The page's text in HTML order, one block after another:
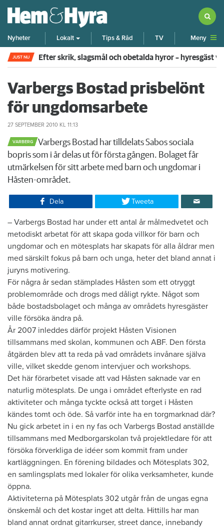
Nyheter Lokalt Tips & Råd TV Meny
JUST NU Efter skrik, slagsmål och obetalda hyror – hyresgäst
Varbergs Bostad prisbelönt
för ungdomsarbete
27 SEPTEMBER 2010 KL 11:13
VARBERG
​​Varbergs Bostad har tilldelats Sabos sociala
bopris som i år delas ut för första gången. Bolaget får
utmärkelsen för sitt arbete med barn och ungdomar i
Håsten-området.
Dela Tweeta
– Varbergs Bostad har under ett antal år målmedvetet och
metodiskt arbetat för att skapa goda villkor för barn och
ungdomar och en mötesplats har skapats för alla åldrar men
med särskilt fokus på barn och unga, heter det bland annat i
juryns motivering.
För några år sedan stämplades Håsten som ett otryggt
problemområde och drogs med dåligt rykte. Något som
både bostadsbolaget och många av områdets hyresgäster
ville försöka ändra på.
År 2007 inleddes därför projekt Håsten Visionen
tillsammans med skolan, kommunen och ABF. Den första
åtgärden blev att ta reda på vad områdets invånare själva
ville, vilket skedde genom intervjuer och workshops.
Det här förarbetet visade att vad Håsten saknade var en
naturlig mötesplats. De unga i området efterlyste en rad
aktiviteter och många tyckte också att torget i Håsten
kändes tomt och öde. Så varför inte ha en torgmarknad där?
Nu gick arbetet in i en ny fas och Varbergs Bostad anställde
tillsammans med Medborgarskolan två projektledare för att
försöka förverkliga de idéer som kommit fram under
kartläggningen. En förening bildades och Mötesplats 302,
en samlingsplats med lokaler för olika verksamheter, kunde
öppna.
Aktiviteterna på Mötesplats 302 utgår från de ungas egna
önskemål och det kostar inget att delta. Hittills har man
bland annat ordnat gitarrkurser, street dance, innebandy